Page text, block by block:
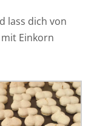
lass dich von
Einkorn